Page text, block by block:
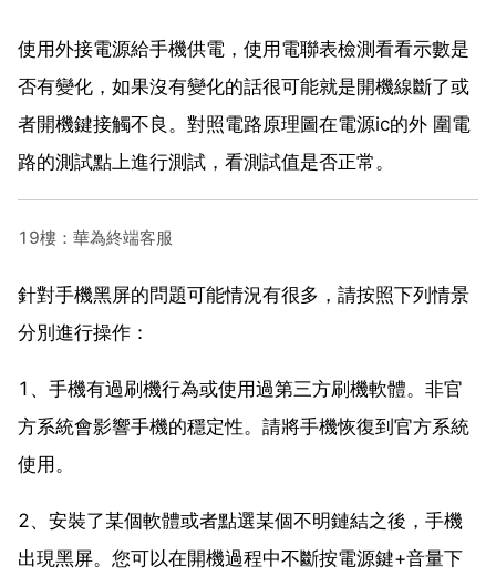
使用外接電源給手機供電，使用電聯表檢測看看示數是
否有變化，如果沒有變化的話很可能就是開機線斷了或
者開機鍵接觸不良。對照電路原理圖在電源ic的外 圍電
路的測試點上進行測試，看測試值是否正常。
19樓：華為終端客服
針對手機黑屏的問題可能情況有很多，請按照下列情景
分別進行操作：
1、手機有過刷機行為或使用過第三方刷機軟體。非官
方系統會影響手機的穩定性。請將手機恢復到官方系統
使用。
2、安裝了某個軟體或者點選某個不明鏈結之後，手機
出現黑屏。您可以在開機過程中不斷按電源鍵+音量下